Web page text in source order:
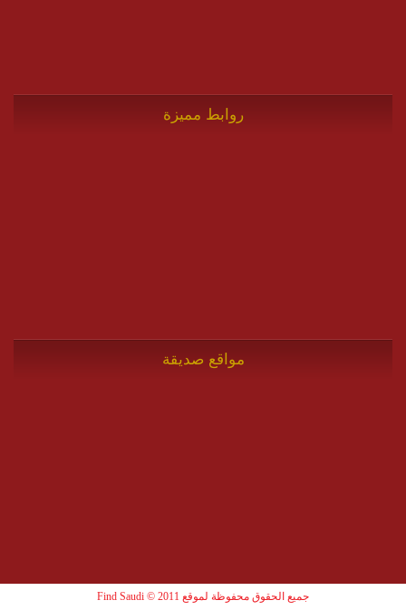
روابط مميزة
مواقع صديقة
جميع الحقوق محفوظة لموقع Find Saudi © 2011